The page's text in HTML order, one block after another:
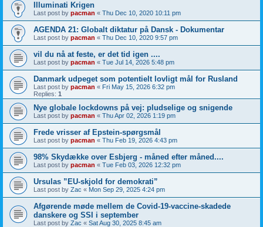
Illuminati Krigen
Last post by pacman « Thu Dec 10, 2020 10:11 pm
AGENDA 21: Globalt diktatur på Dansk - Dokumentar
Last post by pacman « Thu Dec 10, 2020 9:57 pm
vil du nå at feste, er det tid igen ....
Last post by pacman « Tue Jul 14, 2026 5:48 pm
Danmark udpeget som potentielt lovligt mål for Rusland
Last post by pacman « Fri May 15, 2026 6:32 pm
Replies: 1
Nye globale lockdowns på vej: pludselige og snigende
Last post by pacman « Thu Apr 02, 2026 1:19 pm
Frede vrisser af Epstein-spørgsmål
Last post by pacman « Thu Feb 19, 2026 4:43 pm
98% Skydække over Esbjerg - måned efter måned....
Last post by pacman « Tue Feb 03, 2026 12:32 pm
Ursulas ”EU-skjold for demokrati”
Last post by Zac « Mon Sep 29, 2025 4:24 pm
Afgørende møde mellem de Covid-19-vaccine-skadede
danskere og SSI i september
Last post by Zac « Sat Aug 30, 2025 8:45 am